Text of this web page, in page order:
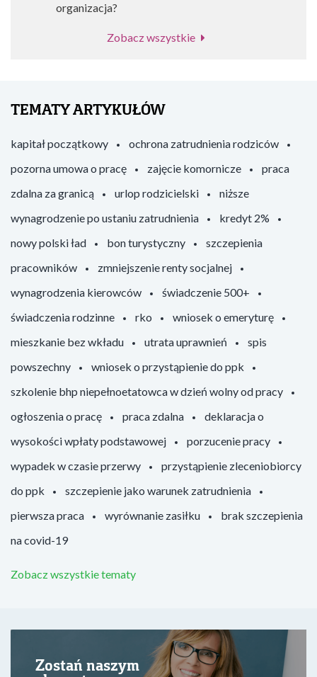
organizacja?
Zobacz wszystkie
TEMATY ARTYKUŁÓW
kapitał początkowy
ochrona zatrudnienia rodziców
pozorna umowa o pracę
zajęcie komornicze
praca
zdalna za granicą
urlop rodzicielski
niższe
wynagrodzenie po ustaniu zatrudnienia
kredyt 2%
nowy polski ład
bon turystyczny
szczepienia
pracowników
zmniejszenie renty socjalnej
wynagrodzenia kierowców
świadczenie 500+
świadczenia rodzinne
rko
wniosek o emeryturę
mieszkanie bez wkładu
utrata uprawnień
spis
powszechny
wniosek o przystąpienie do ppk
szkolenie bhp niepełnoetatowca w dzień wolny od pracy
ogłoszenia o pracę
praca zdalna
deklaracja o
wysokości wpłaty podstawowej
porzucenie pracy
wypadek w czasie przerwy
przystąpienie zleceniobiorcy
do ppk
szczepienie jako warunek zatrudnienia
pierwsza praca
wyrównanie zasiłku
brak szczepienia
na covid-19
Zobacz wszystkie tematy
Zostań naszym